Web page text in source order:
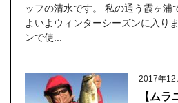
ッフの清水です。 私の通う霞ヶ浦
よいよウィンターシーズンに入り
ンで使...
2017年12
【ムラ